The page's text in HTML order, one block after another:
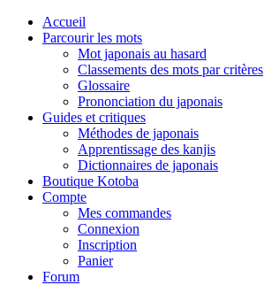
Accueil
Parcourir les mots
Mot japonais au hasard
Classements des mots par critères
Glossaire
Prononciation du japonais
Guides et critiques
Méthodes de japonais
Apprentissage des kanjis
Dictionnaires de japonais
Boutique Kotoba
Compte
Mes commandes
Connexion
Inscription
Panier
Forum